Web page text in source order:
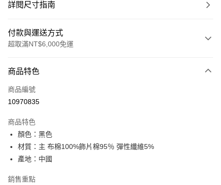
詳閱尺寸指南
付款與運送方式
超取滿NT$6,000免運
信用卡一次付款
超商取貨付款
Apple Pay
ATM付款
運送方式
商品特色
商品編號
10970835
商品特色
顏色：黑色
材質：主 布棉100%飾片棉95％ 彈性纖維5%
產地：中國
銷售重點